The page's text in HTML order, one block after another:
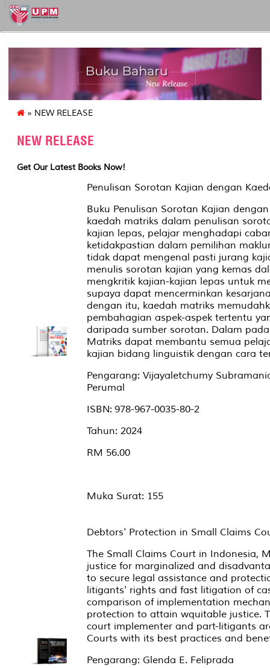
127
» NEW RELEASE
NEW RELEASE
Get Our Latest Books Now!
Penulisan Sorotan Kajian dengan
Buku Penulisan Sorotan Kajian
kaedah matriks dalam penulisan
kajian lepas, pelajar menghadapi
ketidakpastian dalam pemilihan
tidak dapat mengenal pasti jurang
menulis sorotan kajian yang kemas
mengkritik kajian-kajian lepas untuk
supaya dapat mencerminkan
dengan itu, kaedah matriks
pembahagian aspek-aspek tertentu
daripada sumber sorotan. Dalam
Matriks dapat membantu semua
kajian bidang linguistik dengan cara
Pengarang: Vijayaletchumy
Perumal
ISBN: 978-967-0035-80-2
Tahun: 2024
RM 56.00
Muka Surat: 155
Debtors' Protection in Small Claims
The Small Claims Court in Indonesia,
justice for marginalized and
to secure legal assistance and
litigants' rights and fast litigation of
comparison of implementation
protection to attain wquitable justice.
court implementer and part-litigants
Courts with its best practices and
Pengarang: Glenda E. Feliprada